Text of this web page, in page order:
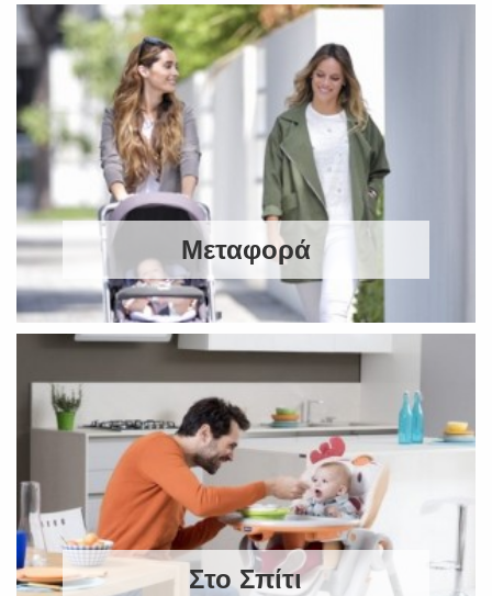
Μεταφορά
Στο Σπίτι